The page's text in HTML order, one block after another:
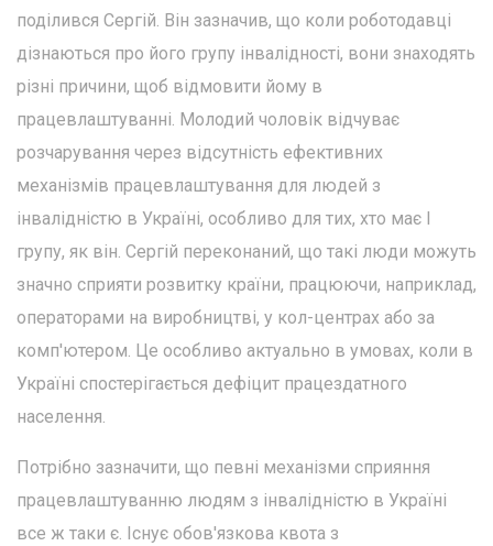
поділився Сергій. Він зазначив, що коли роботодавці
дізнаються про його групу інвалідності, вони знаходять
різні причини, щоб відмовити йому в
працевлаштуванні. Молодий чоловік відчуває
розчарування через відсутність ефективних
механізмів працевлаштування для людей з
інвалідністю в Україні, особливо для тих, хто має І
групу, як він. Сергій переконаний, що такі люди можуть
значно сприяти розвитку країни, працюючи, наприклад,
операторами на виробництві, у кол-центрах або за
комп'ютером. Це особливо актуально в умовах, коли в
Україні спостерігається дефіцит працездатного
населення.
Потрібно зазначити, що певні механізми сприяння
працевлаштуванню людям з інвалідністю в Україні
все ж таки є. Існує обов'язкова квота з